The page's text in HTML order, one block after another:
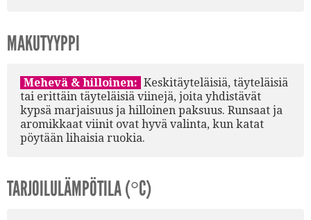
MAKUTYYPPI
Mehevä & hilloinen: Keskitäyteläisiä, täyteläisiä
tai erittäin täyteläisiä viinejä, joita yhdistävät
kypsä marjaisuus ja hilloinen paksuus. Runsaat ja
aromikkaat viinit ovat hyvä valinta, kun katat
pöytään lihaisia ruokia.
TARJOILULÄMPÖTILA (°C)